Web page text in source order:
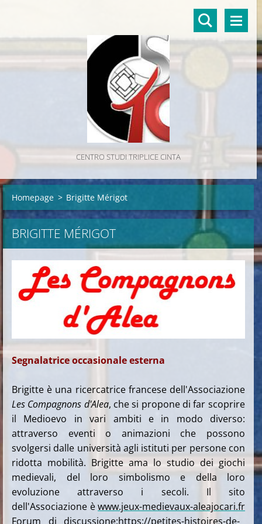
CENTRO STUDI TRIPLICE CINTA
Homepage > Brigitte Mérigot
BRIGITTE MÉRIGOT
Segnalatrice occasionale esterna
Brigitte è una ricercatrice francese dell'Associazione
Les Compagnons d'Alea, che si propone di far scoprire
il Medioevo in vari ambiti e in modo diverso:
attraverso eventi o animazioni che possono
svolgersi dalle università agli istituti per persone con
ridotta mobilità. Brigitte ama lo studio dei giochi
medievali, del loro simbolismo e della loro
evoluzione attraverso i secoli. Il sito
dell'Associazione èwww.jeux-medievaux-aleajocari.fr
Forum di discussione:https://petites-histoires-de-